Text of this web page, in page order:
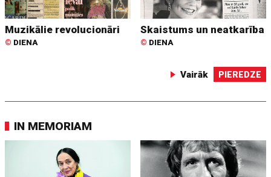
Muzikālie revolucionāri
© DIENA
Skaistums un neatkarība
© DIENA
Vairāk PIEREDZE
IN MEMORIAM